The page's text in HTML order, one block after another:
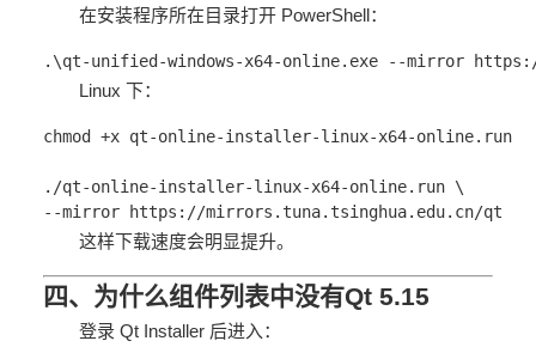
在安装程序所在目录打开 PowerShell：
.\qt-unified-windows-x64-online.exe --mirror
Linux 下：
chmod +x qt-online-installer-linux-x64-online.run
./qt-online-installer-linux-x64-online.run \
--mirror https://mirrors.tuna.tsinghua.edu.cn/qt
这样下载速度会明显提升。
四、为什么组件列表中没有Qt 5.15
登录 Qt Installer 后进入：